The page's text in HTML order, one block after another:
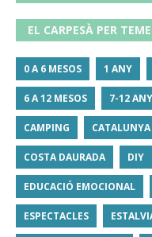
EL CARPESÀ PER
0 A 6 MESOS 1 ANY
6 A 12 MESOS 7-12
CAMPING CATALUNYA
COSTA DAURADA DIY
EDUCACIÓ EMOCIONAL
ESPECTACLES